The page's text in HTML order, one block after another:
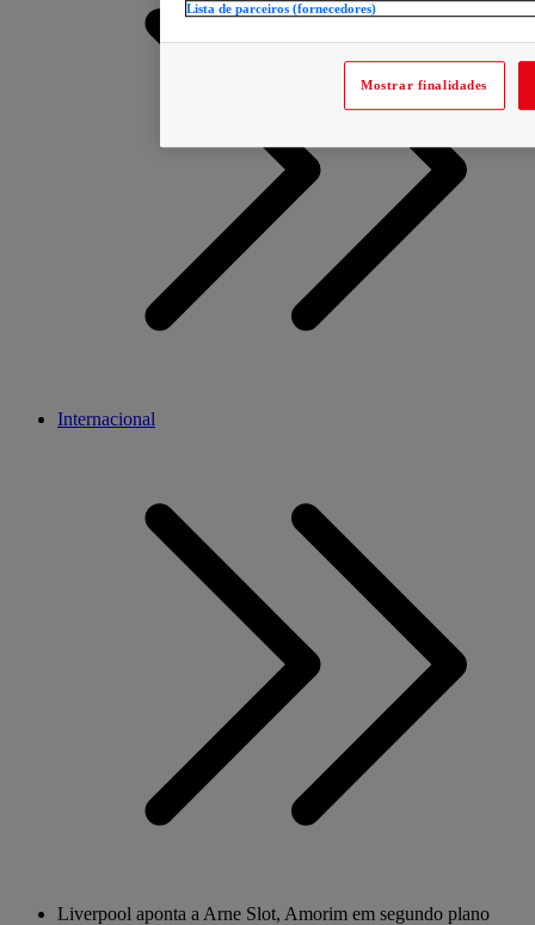
Internacional
Liverpool aponta a Arne Slot, Amorim em segundo plano
Lista de parceiros (fornecedores)
Mostrar finalidades